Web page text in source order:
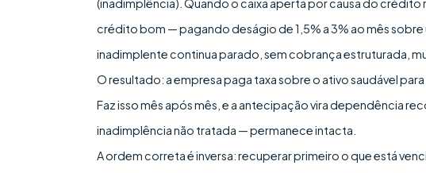
(inadimplência). Quando o caixa aperta por causa do
crédito bom — pagando deságio de 1,5% a 3% ao mês
inadimplente continua parado, sem cobrança estruturada,
O resultado: a empresa paga taxa sobre o ativo saudável
Faz isso mês após mês, e a antecipação vira dependência
inadimplência não tratada — permanece intacta.
A ordem correta é inversa: recuperar primeiro o que está